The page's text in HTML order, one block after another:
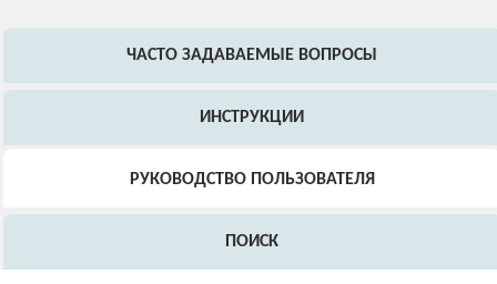
ЧАСТО ЗАДАВАЕМЫЕ ВОПРОСЫ
ИНСТРУКЦИИ
РУКОВОДСТВО ПОЛЬЗОВАТЕЛЯ
ПОИСК